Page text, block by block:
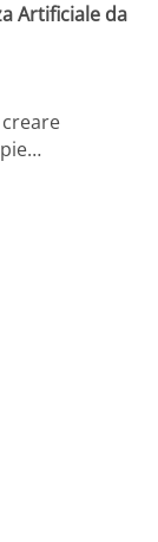
Artificiale da